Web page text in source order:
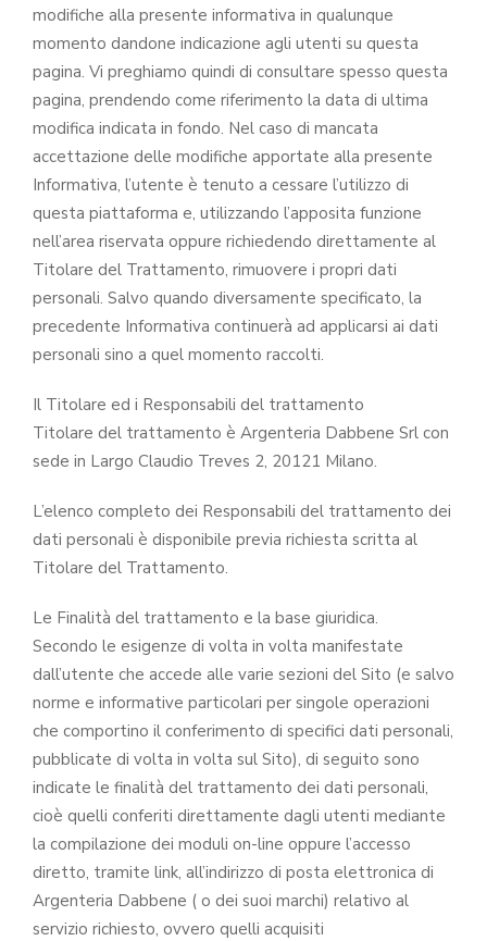
modifiche alla presente informativa in qualunque
momento dandone indicazione agli utenti su questa
pagina. Vi preghiamo quindi di consultare spesso questa
pagina, prendendo come riferimento la data di ultima
modifica indicata in fondo. Nel caso di mancata
accettazione delle modifiche apportate alla presente
Informativa, l’utente è tenuto a cessare l’utilizzo di
questa piattaforma e, utilizzando l’apposita funzione
nell’area riservata oppure richiedendo direttamente al
Titolare del Trattamento, rimuovere i propri dati
personali. Salvo quando diversamente specificato, la
precedente Informativa continuerà ad applicarsi ai dati
personali sino a quel momento raccolti.
Il Titolare ed i Responsabili del trattamento
Titolare del trattamento è Argenteria Dabbene Srl con
sede in Largo Claudio Treves 2, 20121 Milano.
L’elenco completo dei Responsabili del trattamento dei
dati personali è disponibile previa richiesta scritta al
Titolare del Trattamento.
Le Finalità del trattamento e la base giuridica.
Secondo le esigenze di volta in volta manifestate
dall’utente che accede alle varie sezioni del Sito (e salvo
norme e informative particolari per singole operazioni
che comportino il conferimento di specifici dati personali,
pubblicate di volta in volta sul Sito), di seguito sono
indicate le finalità del trattamento dei dati personali,
cioè quelli conferiti direttamente dagli utenti mediante
la compilazione dei moduli on-line oppure l’accesso
diretto, tramite link, all’indirizzo di posta elettronica di
Argenteria Dabbene ( o dei suoi marchi) relativo al
servizio richiesto, ovvero quelli acquisiti